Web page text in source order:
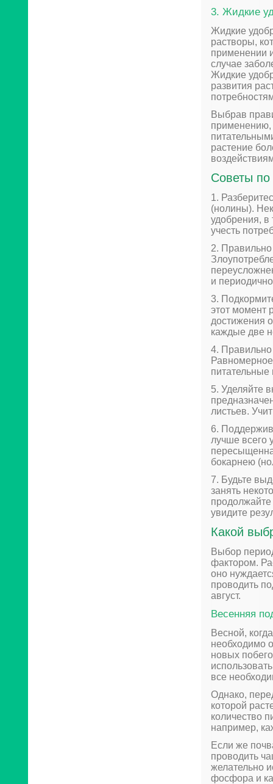
3. Жидкие
Жидкие
растворы,
применении
случае
Жидкие
развития
Выбрав
применению,
растение
Советы
1.
(нолины).
удобрения,
учесть
2.
и
3.
этот момент
достижения
каждые две
4. Правильно
5. Уделяйте
листьев.
6.
лучше всего
бокарнею
7. Будьте
занять
продолжайте
увидите
Какой
Выбор
фактором.
оно
проводить
август.
Весенняя
Весной,
необходимо
новых
все
Однако,
которой
количество
например,
Если же
проводить
желательно
фосфора и